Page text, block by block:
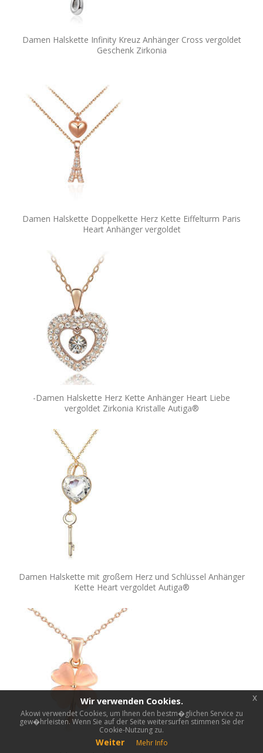
Damen Halskette Infinity Kreuz Anhänger Cross vergoldet
Geschenk Zirkonia
Damen Halskette Doppelkette Herz Kette Eiffelturm Paris
Heart Anhänger vergoldet
-Damen Halskette Herz Kette Anhänger Heart Liebe
vergoldet Zirkonia Kristalle Autiga®
Damen Halskette mit großem Herz und Schlüssel Anhänger
Kette Heart vergoldet Autiga®
Wir verwenden Cookies.
Akowi verwendet Cookies, um Ihnen den bestm�glichen Service zu
gew�hrleisten. Wenn Sie auf der Seite weitersurfen stimmen Sie der
Cookie-Nutzung zu.
Weiter Mehr Info
x